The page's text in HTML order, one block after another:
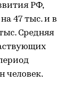
РФ,
47 тыс. и в
Средняя
человек.